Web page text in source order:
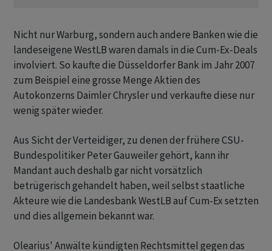
Nicht nur Warburg, sondern auch andere Banken wie die
landeseigene WestLB waren damals in die Cum-Ex-Deals
involviert. So kaufte die Düsseldorfer Bank im Jahr 2007
zum Beispiel eine grosse Menge Aktien des
Autokonzerns Daimler Chrysler und verkaufte diese nur
wenig später wieder.
Aus Sicht der Verteidiger, zu denen der frühere CSU-
Bundespolitiker Peter Gauweiler gehört, kann ihr
Mandant auch deshalb gar nicht vorsätzlich
betrügerisch gehandelt haben, weil selbst staatliche
Akteure wie die Landesbank WestLB auf Cum-Ex setzten
und dies allgemein bekannt war.
Olearius' Anwälte kündigten Rechtsmittel gegen das